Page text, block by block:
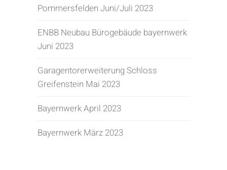
Pommersfelden Juni/Juli 2023
ENBB Neubau Bürogebäude bayernwerk
Juni 2023
Garagentorerweiterung Schloss
Greifenstein Mai 2023
Bayernwerk April 2023
Bayernwerk März 2023